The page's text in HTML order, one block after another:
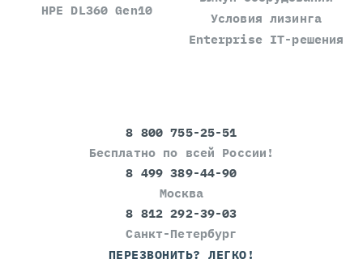
HPE DL360 Gen10
Условия лизинга
Enterprise IT-решения
8 800 755-25-51
Бесплатно по всей России!
8 499 389-44-90
Москва
8 812 292-39-03
Санкт-Петербург
ПЕРЕЗВОНИТЬ? ЛЕГКО!